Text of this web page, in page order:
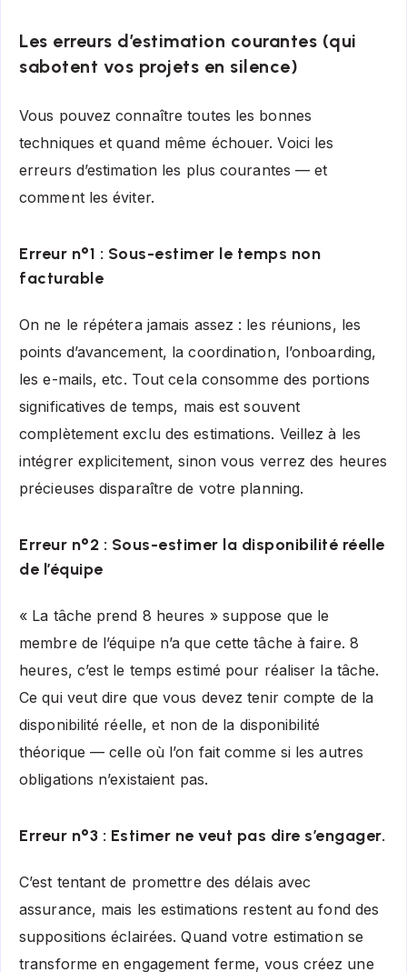
Les erreurs d’estimation courantes (qui
sabotent vos projets en silence)
Vous pouvez connaître toutes les bonnes
techniques et quand même échouer. Voici les
erreurs d’estimation les plus courantes — et
comment les éviter.
Erreur n°1 : Sous-estimer le temps non
facturable
On ne le répétera jamais assez : les réunions, les
points d’avancement, la coordination, l’onboarding,
les e-mails, etc. Tout cela consomme des portions
significatives de temps, mais est souvent
complètement exclu des estimations. Veillez à les
intégrer explicitement, sinon vous verrez des heures
précieuses disparaître de votre planning.
Erreur n°2 : Sous-estimer la disponibilité réelle
de l’équipe
« La tâche prend 8 heures » suppose que le
membre de l’équipe n’a que cette tâche à faire. 8
heures, c’est le temps estimé pour réaliser la tâche.
Ce qui veut dire que vous devez tenir compte de la
disponibilité réelle, et non de la disponibilité
théorique — celle où l’on fait comme si les autres
obligations n’existaient pas.
Erreur n°3 : Estimer ne veut pas dire s’engager.
C’est tentant de promettre des délais avec
assurance, mais les estimations restent au fond des
suppositions éclairées. Quand votre estimation se
transforme en engagement ferme, vous créez une